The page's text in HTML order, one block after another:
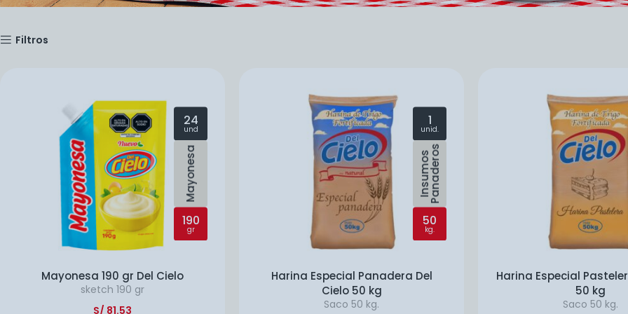
Filtros
24
und
Mayonesa
190
gr
Mayonesa 190 gr Del Cielo
sketch 190 gr
S/ 81.53
1
unid.
I
n
s
u
m
o
s
P
a
n
a
d
e
r
os
50
kg.
Harina Especial Panadera Del
Cielo 50 kg
Saco 50 kg.
Harina Especial
50 kg
Saco 50 kg.